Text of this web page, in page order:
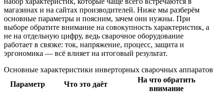
магазинах и на сайтах производителей. Ниже мы разберём
основные параметры и поясним, зачем они нужны. При
выборе обратите внимание на совокупность характеристик, а
не на отдельную цифру, ведь сварочное оборудование
работает в связке: ток, напряжение, процесс, защита и
эргономика — всё влияет на итоговый результат.
Основные характеристики инверторных сварочных аппаратов
Параметр
Что это даёт
На что обратить
внимание